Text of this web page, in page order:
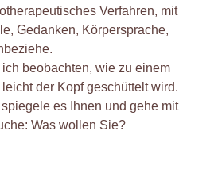
Verfahren, mit
Gedanken, Körpersprache,
beobachten, wie zu einem
leicht der Kopf geschüttelt wird.
es Ihnen und gehe mit
Was wollen Sie?